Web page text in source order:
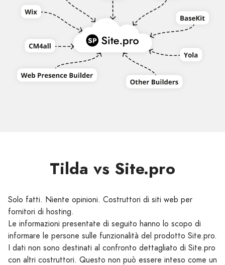
Tilda vs Site.pro
Solo fatti. Niente opinioni. Costruttori di siti web per
fornitori di hosting.
Le informazioni presentate di seguito hanno lo scopo di
informare le persone sulle funzionalità del prodotto Site.pro.
I dati non sono destinati al confronto dettagliato di Site.pro
con altri costruttori. Questo non può essere inteso come un